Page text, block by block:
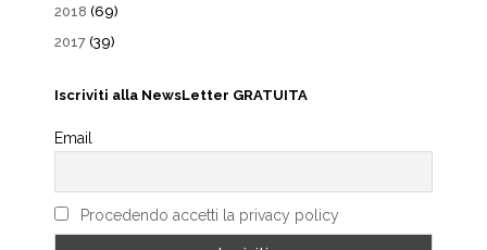
2018 (69)
2017 (39)
Iscriviti alla NewsLetter GRATUITA
Email
Procedendo accetti la privacy policy